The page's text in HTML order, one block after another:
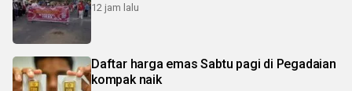
12 jam lalu
Daftar harga emas Sabtu pagi di Pegadaian
kompak naik